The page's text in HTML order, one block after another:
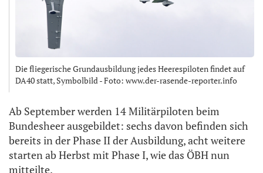
Die fliegerische Grundausbildung jedes Heerespiloten findet auf
DA40 statt, Symbolbild - Foto: www.der-rasende-reporter.info
Ab September werden 14 Militärpiloten beim
Bundesheer ausgebildet: sechs davon befinden sich
bereits in der Phase II der Ausbildung, acht weitere
starten ab Herbst mit Phase I, wie das ÖBH nun
mitteilte.